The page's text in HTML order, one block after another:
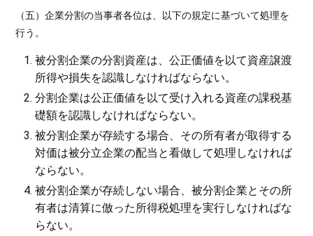
（五）企業分割の当事者各位は、以下の規定に基づいて処理を
行う。
被分割企業の分割資産は、公正価値を以て資産譲渡
所得や損失を認識しなければならない。
分割企業は公正価値を以て受け入れる資産の課税基
礎額を認識しなければならない。
被分割企業が存続する場合、その所有者が取得する
対価は被分立企業の配当と看做して処理しなければ
ならない。
被分割企業が存続しない場合、被分割企業とその所
有者は清算に倣った所得税処理を実行しなければな
らない。